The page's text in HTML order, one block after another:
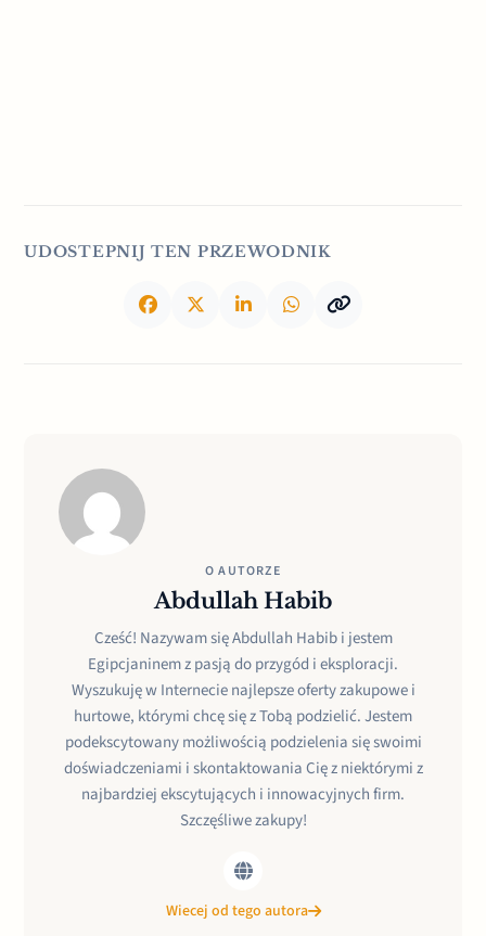
UDOSTEPNIJ TEN PRZEWODNIK
O AUTORZE
Abdullah Habib
Cześć! Nazywam się Abdullah Habib i jestem
Egipcjaninem z pasją do przygód i eksploracji.
Wyszukuję w Internecie najlepsze oferty zakupowe i
hurtowe, którymi chcę się z Tobą podzielić. Jestem
podekscytowany możliwością podzielenia się swoimi
doświadczeniami i skontaktowania Cię z niektórymi z
najbardziej ekscytujących i innowacyjnych firm.
Szczęśliwe zakupy!
Wiecej od tego autora